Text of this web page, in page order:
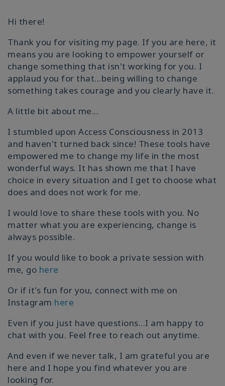
ZOEKEN
Hi there!
Thank you for visiting my page. If you are here, it
means you are looking to empower yourself or
change something that isn't working for you. I
applaud you for that...being willing to change
something takes courage and you clearly have it.
A little bit about me...
I stumbled upon Access Consciousness in 2013
and haven't turned back since! These tools have
empowered me to change my life in the most
wonderful ways. It has shown me that I have
choice in every situation and I get to choose what
does and does not work for me.
I would love to share these tools with you. No
matter what you are experiencing, change is
always possible.
If you would like to book a private session with
me, go here
Or if it's fun for you, connect with me on
Instagram here
Even if you just have questions...I am happy to
chat with you. Feel free to reach out anytime.
And even if we never talk, I am grateful you are
here and I hope you find whatever you are
looking for.